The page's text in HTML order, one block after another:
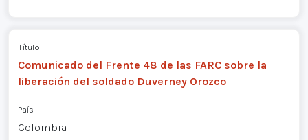
Título
Comunicado del Frente 48 de las FARC sobre la
liberación del soldado Duverney Orozco
País
Colombia